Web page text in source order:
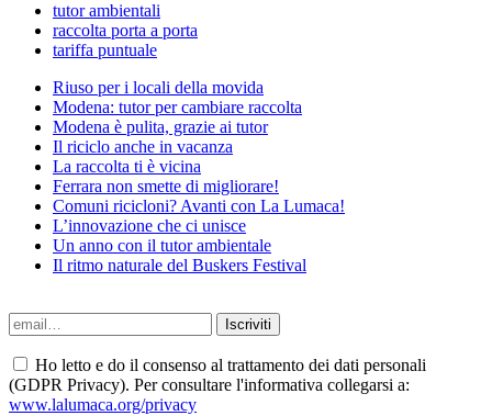
tutor ambientali
raccolta porta a porta
tariffa puntuale
Riuso per i locali della movida
Modena: tutor per cambiare raccolta
Modena è pulita, grazie ai tutor
Il riciclo anche in vacanza
La raccolta ti è vicina
Ferrara non smette di migliorare!
Comuni ricicloni? Avanti con La Lumaca!
L’innovazione che ci unisce
Un anno con il tutor ambientale
Il ritmo naturale del Buskers Festival
Ho letto e do il consenso al trattamento dei dati personali
(GDPR Privacy). Per consultare l'informativa collegarsi a:
www.lalumaca.org/privacy